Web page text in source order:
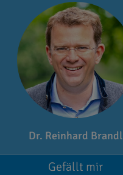
Dr. Reinhard Brandl
Gefällt mir